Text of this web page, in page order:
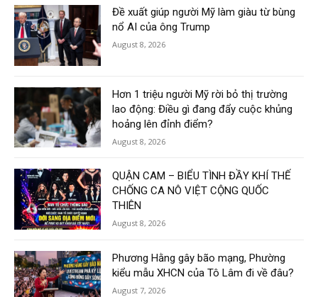
Đề xuất giúp người Mỹ làm giàu từ bùng
nổ AI của ông Trump
August 8, 2026
Hơn 1 triệu người Mỹ rời bỏ thị trường
lao động: Điều gì đang đẩy cuộc khủng
hoảng lên đỉnh điểm?
August 8, 2026
QUẬN CAM – BIỂU TÌNH ĐẦY KHÍ THẾ
CHỐNG CA NÔ VIỆT CỘNG QUỐC
THIÊN
August 8, 2026
Phương Hằng gây bão mạng, Phường
kiểu mẫu XHCN của Tô Lâm đi về đâu?
August 7, 2026